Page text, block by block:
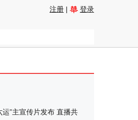
注册 | 登录
运”主宣传片发布 直播共